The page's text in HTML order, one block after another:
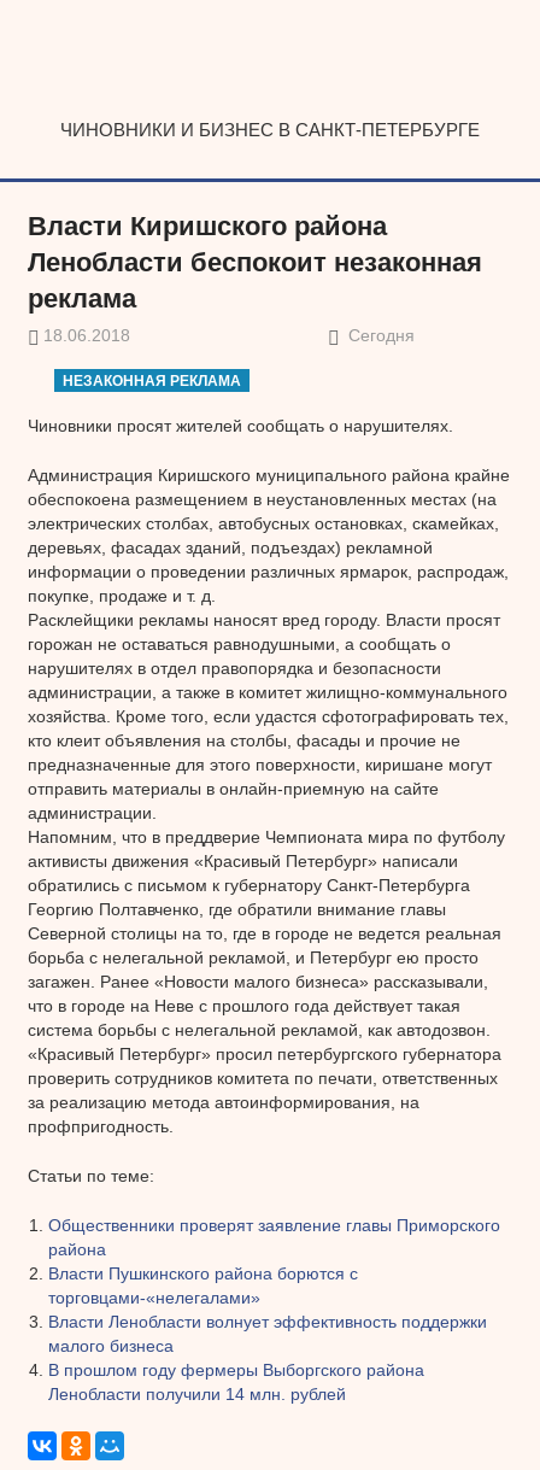
ЧИНОВНИКИ И БИЗНЕС В САНКТ-ПЕТЕРБУРГЕ
Власти Киришского района
Ленобласти беспокоит незаконная
реклама
18.06.2018 Сегодня
НЕЗАКОННАЯ РЕКЛАМА
Чиновники просят жителей сообщать о нарушителях.
Администрация Киришского муниципального района крайне
обеспокоена размещением в неустановленных местах (на
электрических столбах, автобусных остановках, скамейках,
деревьях, фасадах зданий, подъездах) рекламной
информации о проведении различных ярмарок, распродаж,
покупке, продаже и т. д.
Расклейщики рекламы наносят вред городу. Власти просят
горожан не оставаться равнодушными, а сообщать о
нарушителях в отдел правопорядка и безопасности
администрации, а также в комитет жилищно-коммунального
хозяйства. Кроме того, если удастся сфотографировать тех,
кто клеит объявления на столбы, фасады и прочие не
предназначенные для этого поверхности, киришане могут
отправить материалы в онлайн-приемную на сайте
администрации.
Напомним, что в преддверие Чемпионата мира по футболу
активисты движения «Красивый Петербург» написали
обратились с письмом к губернатору Санкт-Петербурга
Георгию Полтавченко, где обратили внимание главы
Северной столицы на то, где в городе не ведется реальная
борьба с нелегальной рекламой, и Петербург ею просто
загажен. Ранее «Новости малого бизнеса» рассказывали,
что в городе на Неве с прошлого года действует такая
система борьбы с нелегальной рекламой, как автодозвон.
«Красивый Петербург» просил петербургского губернатора
проверить сотрудников комитета по печати, ответственных
за реализацию метода автоинформирования, на
профпригодность.
Статьи по теме:
Общественники проверят заявление главы Приморского
района
Власти Пушкинского района борются с
торговцами-«нелегалами»
Власти Ленобласти волнует эффективность поддержки
малого бизнеса
В прошлом году фермеры Выборгского района
Ленобласти получили 14 млн. рублей